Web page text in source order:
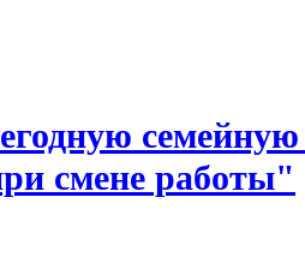
смене работы"